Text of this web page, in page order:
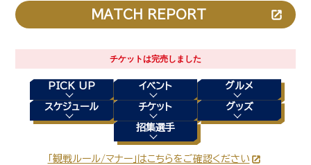
MATCH REPORT
チケットは完売しました
PICK UP イベント グルメ
スケジュール チケット グッズ
招集選手
「観戦ルール/マナー」はこちらをご確認ください